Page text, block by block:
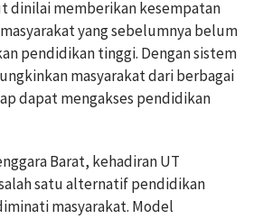
dinilai memberikan kesempatan
yang sebelumnya belum
pendidikan tinggi. Dengan sistem
masyarakat dari berbagai
dapat mengakses pendidikan
Barat, kehadiran UT
satu alternatif pendidikan
masyarakat. Model